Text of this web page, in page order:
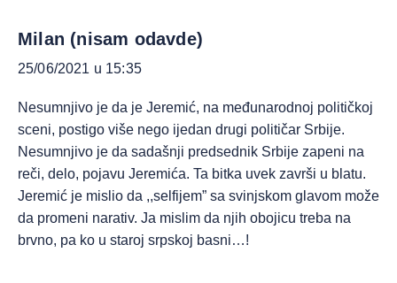
Milan (nisam odavde)
25/06/2021 u 15:35
Nesumnjivo je da je Jeremić, na međunarodnoj političkoj
sceni, postigo više nego ijedan drugi političar Srbije.
Nesumnjivo je da sadašnji predsednik Srbije zapeni na
reči, delo, pojavu Jeremića. Ta bitka uvek završi u blatu.
Jeremić je mislio da ,,selfijem” sa svinjskom glavom može
da promeni narativ. Ja mislim da njih obojicu treba na
brvno, pa ko u staroj srpskoj basni…!